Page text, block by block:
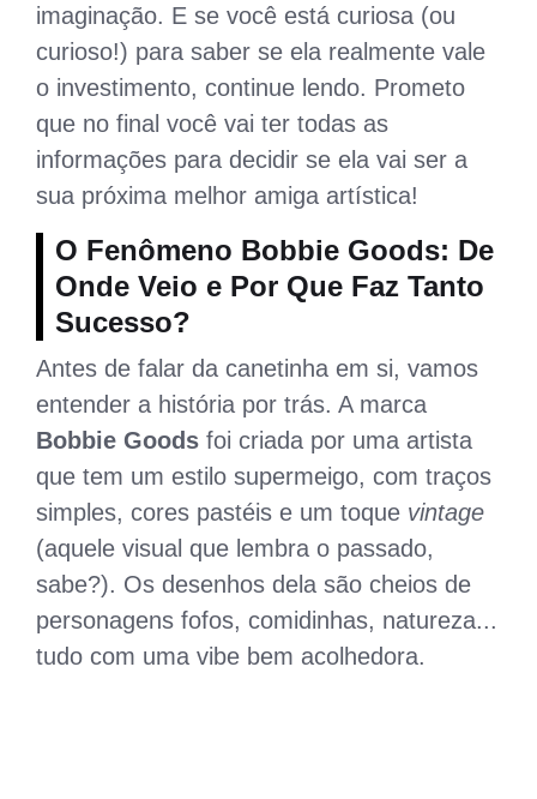
imaginação. E se você está curiosa (ou
curioso!) para saber se ela realmente vale
o investimento, continue lendo. Prometo
que no final você vai ter todas as
informações para decidir se ela vai ser a
sua próxima melhor amiga artística!
O Fenômeno Bobbie Goods: De
Onde Veio e Por Que Faz Tanto
Sucesso?
Antes de falar da canetinha em si, vamos
entender a história por trás. A marca
Bobbie Goods foi criada por uma artista
que tem um estilo supermeigo, com traços
simples, cores pastéis e um toque vintage
(aquele visual que lembra o passado,
sabe?). Os desenhos dela são cheios de
personagens fofos, comidinhas, natureza...
tudo com uma vibe bem acolhedora.